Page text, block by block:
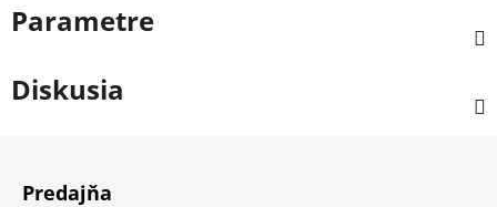
Parametre
Diskusia
Predajňa